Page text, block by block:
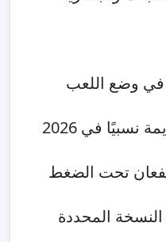
في وضع اللعب
في 2026
تحت الضغط
المحددة